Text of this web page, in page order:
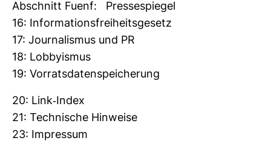
Abschnitt Fuenf: Pres­se­spiegel
16: Infor­ma­ti­ons­frei­heits­ge­setz
17: Jour­na­lismus und PR
18: Lob­by­ismus
19: Vor­rats­da­ten­spei­che­rung
20: Link-​Index
21: Tech­ni­sche Hin­weise
23: Impressum